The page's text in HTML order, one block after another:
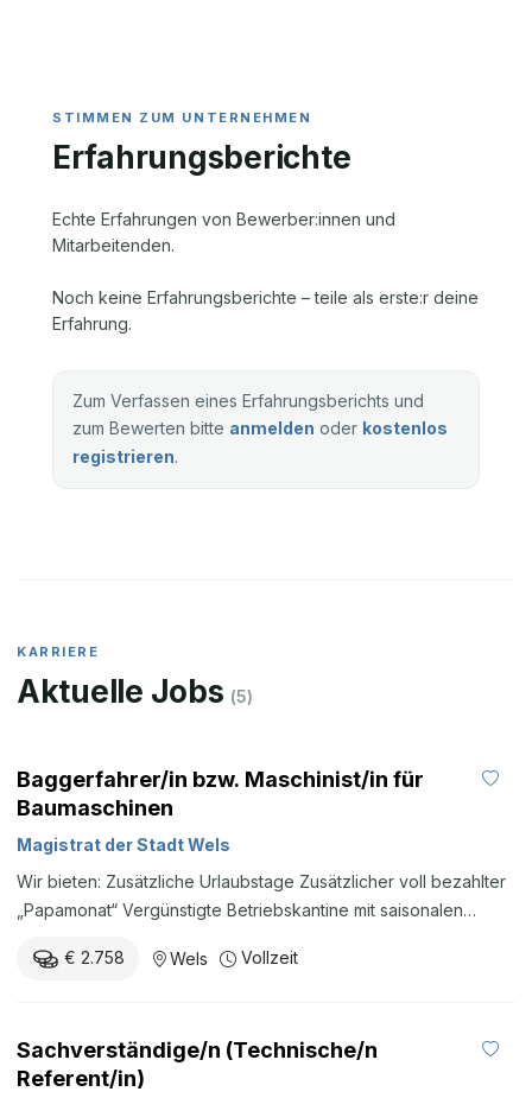
Erfahrungsberichte
Echte Erfahrungen von Bewerber:innen und
Mitarbeitenden.
Noch keine Erfahrungsberichte – teile als erste:r deine
Erfahrung.
Zum Verfassen eines Erfahrungsberichts und
zum Bewerten bitte anmelden oder kostenlos
registrieren.
KARRIERE
Aktuelle Jobs (5)
Baggerfahrer/in bzw. Maschinist/in für
Baumaschinen
Magistrat der Stadt Wels
Wir bieten: Zusätzliche Urlaubstage Zusätzlicher voll bezahlter
„Papamonat“ Vergünstigte Betriebskantine mit saisonalen
Leistungsprämien Möglichkeit des Bezugs eines „Job-Rads“
Unterlagen an den Magistrat der Stadt Wels über das Online-
Bewerbungsportal zu richten. Für weitere Fragen steht Ihnen
€ 2.758 Wels Vollzeit
Sachverständige/n (Technische/n
Referent/in)